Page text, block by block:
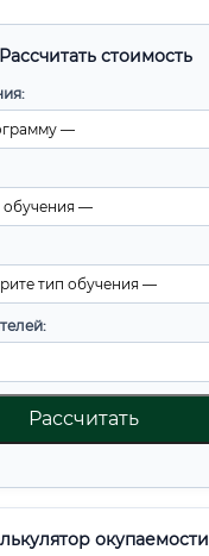
стоимость
Рассчитать
окупаемости